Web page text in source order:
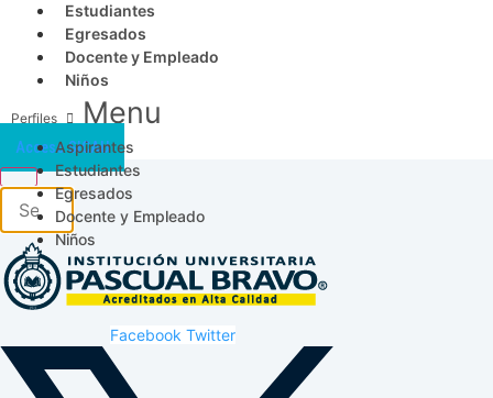
Estudiantes
Egresados
Docente y Empleado
Niños
Menu
Aspirantes
Estudiantes
Egresados
Docente y Empleado
Niños
Acceso SICAU
Facebook Twitter